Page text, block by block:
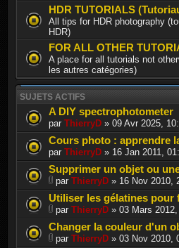
HDR TUTORIALS
All tips for HDR photography
HDR)
FOR ALL OTHER
A place for all tutorials not
les autres catégories)
SUJETS ACTIFS
A DIY spectrophotometer
par ThierryD » 09 Avr 2025,
Cours photo : apprendre
par ThierryD » 16 Jan 2011,
Supprimer un objet ou
par ThierryD » 16 Nov 2010,
Utiliser les gélatines pour
par ThierryD » 03 Mars
Changer la couleur d'un
par ThierryD » 03 Nov 2010,